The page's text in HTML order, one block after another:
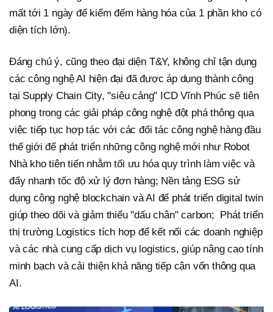
mất tới 1 ngày để kiểm đếm hàng hóa của 1 phần kho có
diện tích lớn).
Đáng chú ý, cũng theo đại diện T&Y, không chỉ tận dụng
các công nghệ AI hiện đại đã được áp dụng thành công
tại Supply Chain City, "siêu cảng" ICD Vĩnh Phúc sẽ tiên
phong trong các giải pháp công nghệ đột phá thông qua
việc tiếp tục hợp tác với các đối tác công nghệ hàng đầu
thế giới để phát triển những công nghệ mới như Robot
Nhà kho tiên tiến nhằm tối ưu hóa quy trình làm việc và
đẩy nhanh tốc độ xử lý đơn hàng; Nền tảng ESG sử
dụng công nghệ blockchain và AI để phát triển digital twin
giúp theo dõi và giảm thiểu "dấu chân" carbon; Phát triển
thị trường Logistics tích hợp để kết nối các doanh nghiệp
và các nhà cung cấp dịch vụ logistics, giúp nâng cao tính
minh bạch và cải thiện khả năng tiếp cận vốn thông qua
AI.